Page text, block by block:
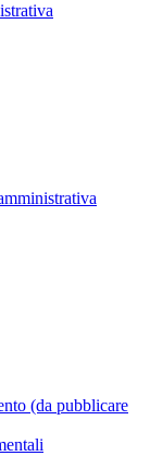
(da pubblicare